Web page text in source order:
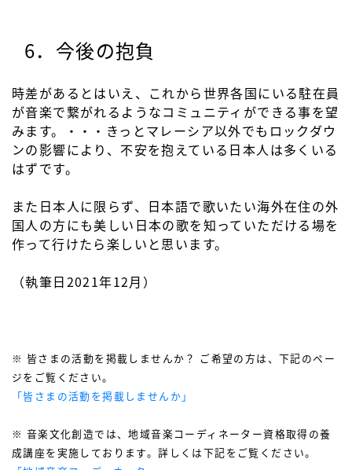
6．今後の抱負
時差があるとはいえ、これから世界各国にいる駐在員
が音楽で繋がれるようなコミュニティができる事を望
みます。・・・きっとマレーシア以外でもロックダウ
ンの影響により、不安を抱えている日本人は多くいる
はずです。
また日本人に限らず、日本語で歌いたい海外在住の外
国人の方にも美しい日本の歌を知っていただける場を
作って行けたら楽しいと思います。
（執筆日2021年12月）
※ 皆さまの活動を掲載しませんか？ ご希望の方は、下記のペー
ジをご覧ください。
「皆さまの活動を掲載しませんか」
※ 音楽文化創造では、地域音楽コーディネーター資格取得の養
成講座を実施しております。詳しくは下記をご覧ください。